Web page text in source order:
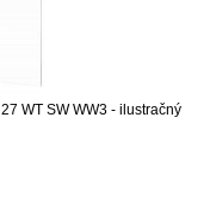
WT SW WW3 - ilustračný